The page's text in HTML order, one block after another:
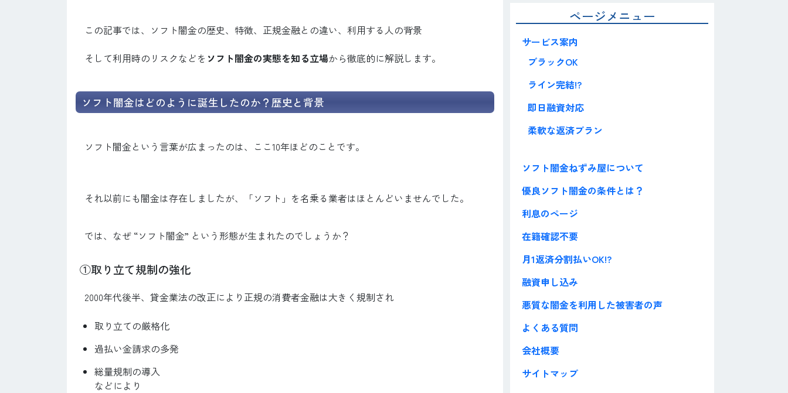
この記事では、ソフト闇金の歴史、特徴、正規金融との違い、利用する人の背景
そして利用時のリスクなどを ソフト闇金の実態を知る立場から徹底的に解説します。
ソフト闇金はどのように誕生したのか？歴史と背景
ソフト闇金という言葉が広まったのは、ここ10年ほどのことです。
それ以前にも闇金は存在しましたが、「ソフト」を名乗る業者はほとんどいませんでした。
では、なぜ “ソフト闇金” という形態が生まれたのでしょうか？
①取り立て規制の強化
2000年代後半、貸金業法の改正により正規の消費者金融は大きく規制され
取り立ての厳格化
過払い金請求の多発
総量規制の導入
などにより
ページメニュー
サービス案内
ブラックOK
ライン完結!?
即日融資対応
柔軟な返済プラン
ソフト闇金ねずみ屋について
優良ソフト闇金の条件とは？
利息のページ
在籍確認不要
月1返済分割払いOK!?
融資申し込み
悪質な闇金を利用した被害者の声
よくある質問
会社概要
サイトマップ